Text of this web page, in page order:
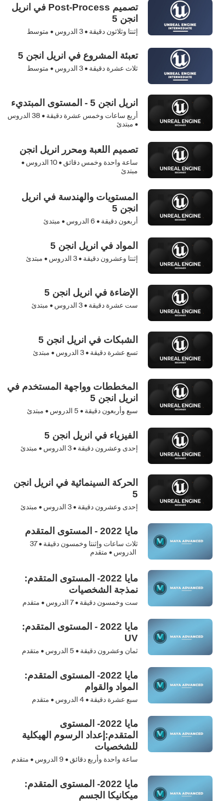
تصميم Post-Process في انريل
انجن 5
إثنتا وثلاثون دقيقة •3 الدروس • متوسط
تعبئة المشروع في انريل انجن 5
ثلاث عشرة دقيقة •3 الدروس • متوسط
انريل انجن 5 - المستوى المبتديء
أربع ساعات وخمس عشرة دقيقة • 38 الدروس
• مبتدئ
تصميم اللعبة ومحرر انريل انجن
ساعة واحدة وخمس دقائق •10 الدروس •
مبتدئ
المستويات والهندسة في انريل
انجن 5
أربعون دقيقة • 6 الدروس • مبتدئ
المواد في انريل انجن 5
إثنتا وعشرون دقيقة •3 الدروس • مبتدئ
الإضاءة في انريل انجن 5
ست عشرة دقيقة •3 الدروس • مبتدئ
الشبكات في انريل انجن 5
تسع عشرة دقيقة •3 الدروس • مبتدئ
المخططات وواجهة المستخدم في
انريل انجن 5
سبع وأربعون دقيقة • 5 الدروس • مبتدئ
الفيزياء في انريل انجن 5
إحدى وعشرون دقيقة •3 الدروس • مبتدئ
الحركة السينمائية في انريل انجن
5
إحدى وعشرون دقيقة •3 الدروس • مبتدئ
مايا 2022 - المستوى المتقدم
ثلاث ساعات وإثنتا وخمسون دقيقة •37
الدروس • متقدم
مايا 2022- المستوى المتقدم:
نمذجة الشخصيات
ست وخمسون دقيقة •7 الدروس • متقدم
مايا 2022 - المستوى المتقدم:
UV
ثمان وعشرون دقيقة • 5 الدروس • متقدم
مايا 2022- المستوى المتقدم:
المواد والقوام
سبع عشرة دقيقة •4 الدروس • متقدم
مايا 2022- المستوى
المتقدم:إعداد الرسوم الهيكلية
للشخصيات
ساعة واحدة وأربع دقائق • 9 الدروس • متقدم
مايا 2022- المستوى المتقدم:
ميكانيكا الجسم